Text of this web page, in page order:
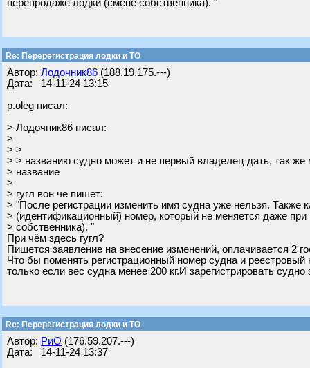
перепродаже лодки (смене собственника). "
Re: Перерегистрация лодки и ТО
Автор: Лодочник86 (188.19.175.---)
Дата: 14-11-24 13:15
p.oleg писал:
> Лодочник86 писал:
>
> >
> > названию судно может и не первый владелец дать, так же
> название
>
> гугл вон че пишет:
> "После регистрации изменить имя судна уже нельзя. Также
> (идентификационный) номер, который не меняется даже
> собственника). "
При чём здесь гугл?
Пишется заявление на внесение изменений, оплачивается 2
Что бы поменять регистрационный номер судна и
только если вес судна менее 200 кг.И зарегистрировать судно
Re: Перерегистрация лодки и ТО
Автор: РиО (176.59.207.---)
Дата: 14-11-24 13:37